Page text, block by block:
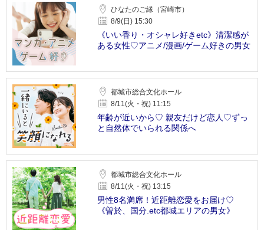
ひなたのご縁（宮崎市）
8/9(日) 15:30
《いい香り・オシャレ好きetc》清潔感が
ある女性♡アニメ/漫画/ゲーム好きの男女
都城市総合文化ホール
8/11(火・祝) 11:15
年齢が近いから♡ 親友だけど恋人♡ずっ
と自然体でいられる関係へ
都城市総合文化ホール
8/11(火・祝) 13:15
男性8名満席！近距離恋愛をお届け♡
《曽於、国分.etc都城エリアの男女》